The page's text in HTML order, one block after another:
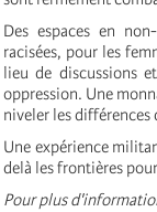
Des espaces en
racisées, pour les
lieu de discussions
oppression. Une
niveler les différences
Une expérience
delà les frontières
Pour plus